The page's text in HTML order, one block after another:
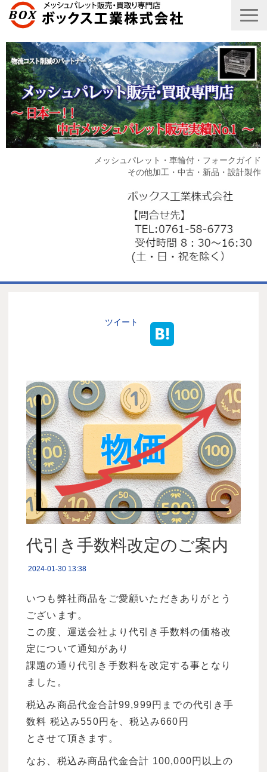
メッシュパレット・車輪付・フォークガイド
その他加工・中古・新品・設計製作
商品一覧表
お取引の流れ
代理店募集
会社情報
お問い合わせ
ツイート
代引き手数料改定のご案内
2024-01-30 13:38
いつも弊社商品をご愛顧いただきありがとう
ございます。
この度、運送会社より代引き手数料の価格改
定について通知があり
課題の通り代引き手数料を改定する事となり
ました。
税込み商品代金合計99,999円までの代引き手
数料 税込み550円を、税込み660円
とさせて頂きます。
なお、税込み商品代金合計 100,000円以上の